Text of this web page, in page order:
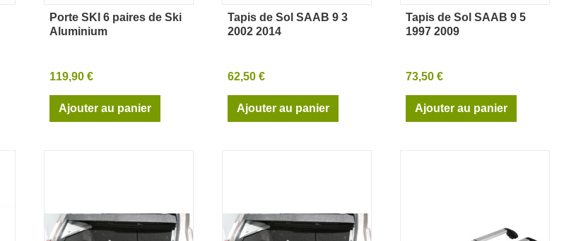
Aperçu rapide
Porte SKI 6 paires de Ski
Aluminium
119,90 €
Ajouter au panier
Aperçu rapide
Tapis de Sol SAAB 9 3
2002 2014
62,50 €
Ajouter au panier
Aperçu rapide
Tapis de Sol SAAB 9 5
1997 2009
73,50 €
Ajouter au panier